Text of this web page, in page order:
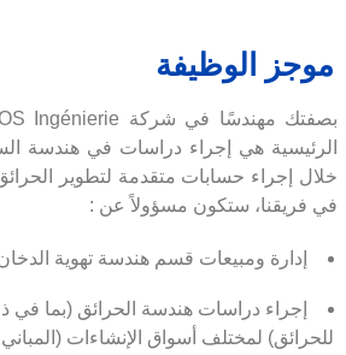
موجز الوظيفة
الرئيسية هي إجراء دراسات في هندسة
خلال إجراء حسابات متقدمة لتطوير
في فريقنا، ستكون مسؤولاً عن :
إدارة ومبيعات قسم هندسة تهوية
إجراء دراسات هندسة الحرائق (بما في
للحرائق) لمختلف أسواق الإنشاءات (المباني